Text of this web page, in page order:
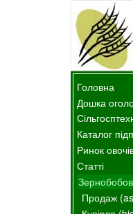
Головна
Дошка
Каталог
Ринок
Статті
Продаж